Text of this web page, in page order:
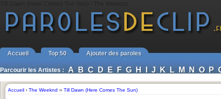
Accueil Top 50 Ajouter des paroles
Parcourir les Artistes : A B C D E F G H I J K L M N O P
Accueil › The Weeknd ›› Till Dawn (Here Comes The Sun)